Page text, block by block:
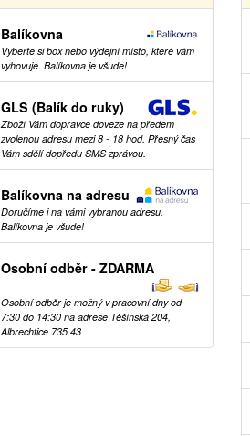
Balíkovna
Vyberte si box nebo výdejní místo, které vám
vyhovuje. Balíkovna je všude!
GLS (Balík do ruky)
Zboží Vám dopravce doveze na předem
zvolenou adresu mezi 8 - 18 hod. Přesný čas
Vám sdělí dopředu SMS zprávou.
Balíkovna na adresu
Doručíme i na vámi vybranou adresu.
Balíkovna je všude!
Osobní odběr - ZDARMA
Osobní odběr je možný v pracovní dny od
7:30 do 14:30 na adrese Těšínská 204,
Albrechtice 735 43